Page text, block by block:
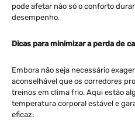
pode afetar não só o conforto
desempenho.
Dicas para minimizar a perda de
Embora não seja necessário
aconselhável que os corredores
treinos em clima frio. Aqui estão
temperatura corporal estável e
eficaz: